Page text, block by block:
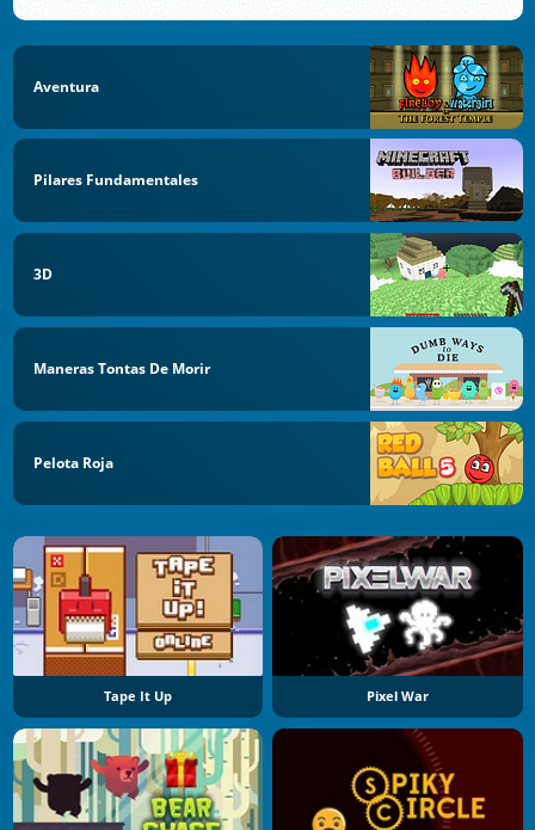
Aventura
Pilares Fundamentales
3D
Maneras Tontas De Morir
Pelota Roja
Tape It Up Pixel War